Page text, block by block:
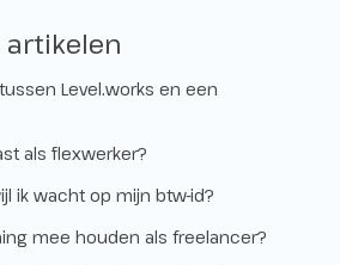
artikelen
Level.works en een
als flexwerker?
ik wacht op mijn btw-id?
mee houden als freelancer?